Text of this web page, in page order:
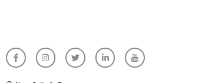
F
a
c
I
n
s
T
w
i
L
i
n
I
c
o